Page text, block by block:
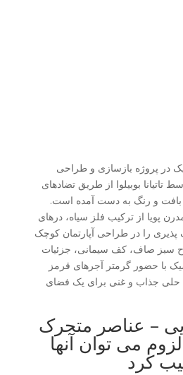
در پروژه بازسازی و طراحی
تاتیانا بوبیلوا از طریق تضادهای
بافت و رنگ به دست آمده است.
پویا از ترکیب فلز سیاه، درهای
را در طراحی آپارتمان کوچک
سبز صاف، کف سیمانی، جزئیات
با حضور گرمتر آجرهای قرمز
حلی جذاب و غنی برای یک فضای
– عناصر متحرک
می توان آنها
کرد